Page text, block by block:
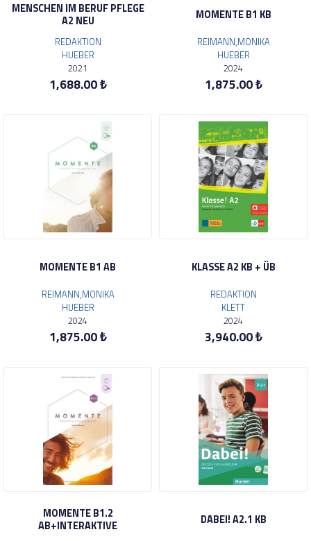
MENSCHEN IM BERUF PFLEGE
A2 NEU
REDAKTION
HUEBER
2021
1,688.00 ₺
MOMENTE B1 KB
REIMANN,MONIKA
HUEBER
2024
1,875.00 ₺
MOMENTE B1 AB
REIMANN,MONIKA
HUEBER
2024
1,875.00 ₺
KLASSE A2 KB + ÜB
REDAKTION
KLETT
2024
3,940.00 ₺
MOMENTE B1.2
AB+INTERAKTIVE
DABEI! A2.1 KB